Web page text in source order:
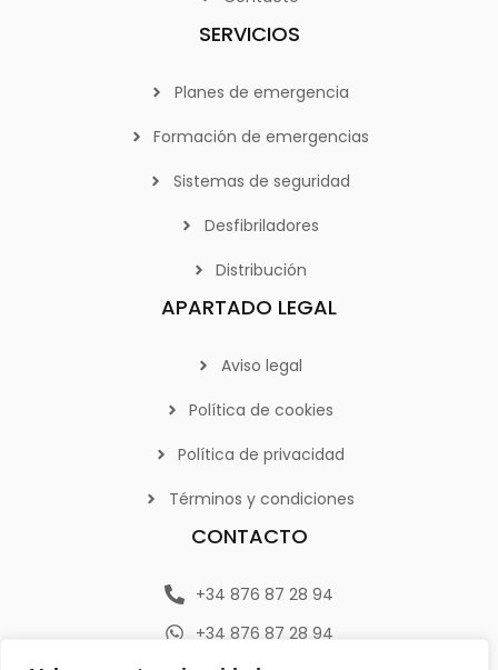
SERVICIOS
Planes de emergencia
Formación de emergencias
Sistemas de seguridad
Desfibriladores
Distribución
APARTADO LEGAL
Aviso legal
Política de cookies
Política de privacidad
Términos y condiciones
CONTACTO
+34 876 87 28 94
+34 876 87 28 94